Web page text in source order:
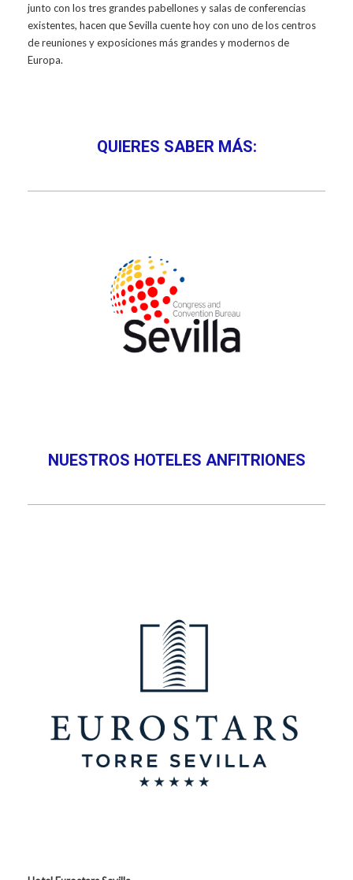
junto con los tres grandes pabellones y salas de conferencias
existentes, hacen que Sevilla cuente hoy con uno de los centros
de reuniones y exposiciones más grandes y modernos de
Europa.
QUIERES SABER MÁS:
NUESTROS HOTELES ANFITRIONES